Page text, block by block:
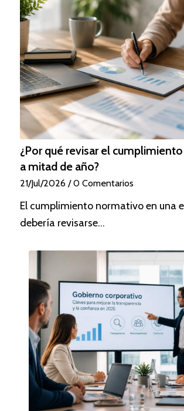
¿Por qué revisar el
a mitad de año?
21/Jul/2026 / 0 Comentarios
El cumplimiento normativo en una
debería revisarse…